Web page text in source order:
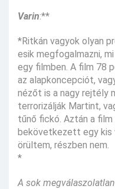
Varin:**
*Ritkán vagyok olyan
esik megfogalmazni,
egy filmben. A film 78
az alapkoncepciót,
nézőt is a nagy rejtély
terrorizálják Martint,
tűnő fickó. Aztán a
bekövetkezett egy kis
örültem, részben nem.
*
A sok